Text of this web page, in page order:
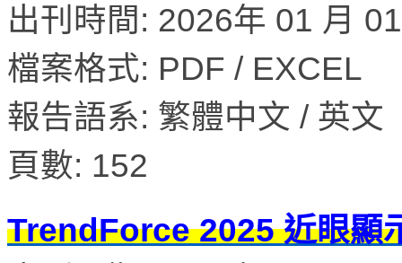
出刊時間: 2026年 01 月
檔案格式: PDF / EXCEL
報告語系: 繁體中文 / 英文
頁數: 152
TrendForce 2025 近眼顯